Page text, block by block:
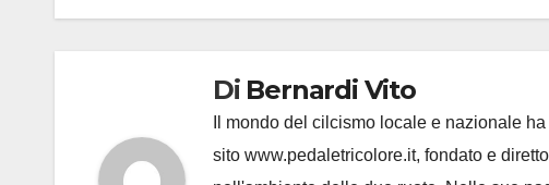
Di Bernardi Vito
Il mondo del cilcismo locale e nazionale
sito www.pedaletricolore.it, fondato e